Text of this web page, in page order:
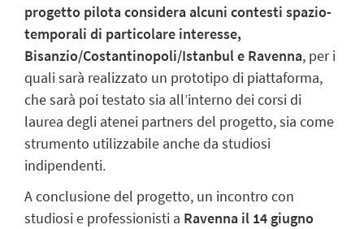
progetto pilota considera alcuni contesti spazio-
temporali di particolare interesse,
Bisanzio/Costantinopoli/Istanbul e Ravenna, per i
quali sarà realizzato un prototipo di piattaforma,
che sarà poi testato sia all’interno dei corsi di
laurea degli atenei partners del progetto, sia come
strumento utilizzabile anche da studiosi
indipendenti.
A conclusione del progetto, un incontro con
studiosi e professionisti a Ravenna il 14 giugno